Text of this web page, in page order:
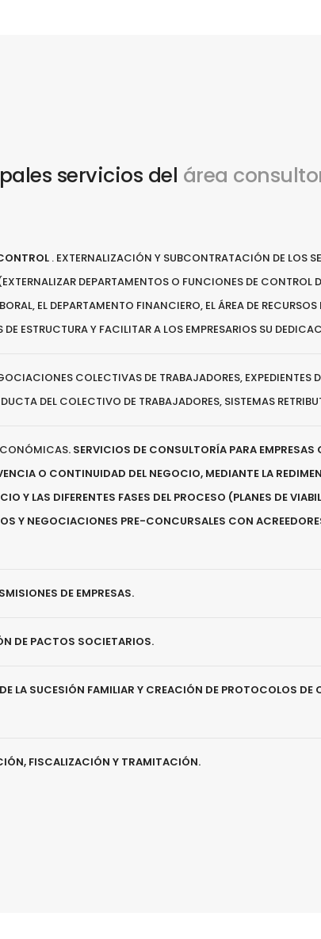
servicios del área
. EXTERNALIZACIÓN Y SUBCONTRATACIÓN DE LOS
DEPARTAMENTOS O FUNCIONES DE CONTROL
EL DEPARTAMENTO FINANCIERO, EL ÁREA DE
DE ESTRUCTURA Y FACILITAR A LOS EMPRESARIOS SU
COLECTIVAS DE TRABAJADORES, EXPEDIENTES
DEL COLECTIVO DE TRABAJADORES, SISTEMAS
. SERVICIOS DE CONSULTORÍA PARA
O CONTINUIDAD DEL NEGOCIO, MEDIANTE LA
Y LAS DIFERENTES FASES DEL PROCESO (PLANES DE
Y NEGOCIACIONES PRE-CONCURSALES CON
DE EMPRESAS.
DE PACTOS SOCIETARIOS.
LA SUCESIÓN FAMILIAR Y CREACIÓN DE PROTOCOLOS DE
FISCALIZACIÓN Y TRAMITACIÓN.